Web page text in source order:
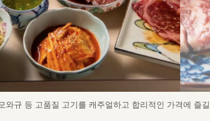
와규 등 고품질 고기를 캐주얼하고 합리적인 가격에 즐